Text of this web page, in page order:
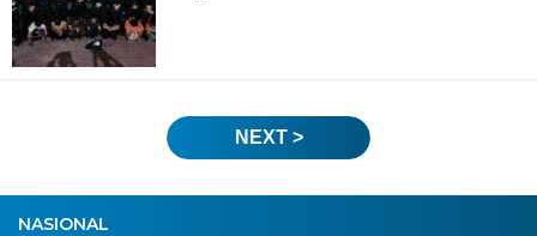
NASIONAL
NEXT >